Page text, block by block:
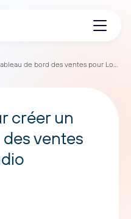
Votre guide pour créer un tableau de bord des ventes pour Looker Studio
créer un
ventes